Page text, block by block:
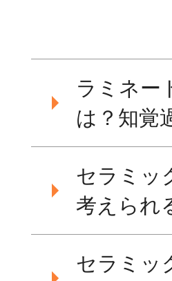
ラミネー
は？知覚
セラミッ
考えられ
セラミッ